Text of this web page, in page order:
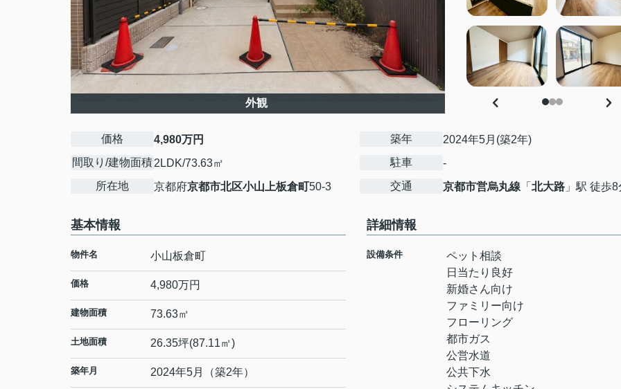
外観
価格
4,980万円
間取り/建物面積2LDK/73.63㎡
所在地
京都府京都市北区小山上板倉町50-3
築年
2024年5月(築2年)
駐車
-
交通
京都市営烏丸線 「 北大路 」駅 徒歩8
基本情報
物件名 小山板倉町
価格 4,980万円
建物面積 73.63㎡
土地面積 26.35坪(87.11㎡)
築年月 2024年5月（築2年）
詳細情報
設備条件
ペット相談
日当たり良好
新婚さん向け
ファミリー向け
フローリング
都市ガス
公営水道
公共下水